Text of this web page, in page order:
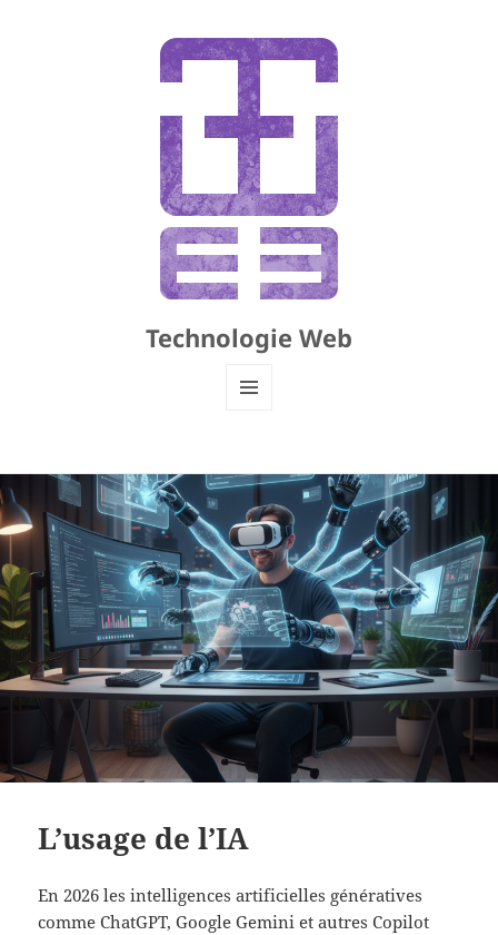
Technologie Web
Actualités
L’usage de l’IA
En 2026 les intelligences artificielles génératives
comme ChatGPT, Google Gemini et autres Copilot